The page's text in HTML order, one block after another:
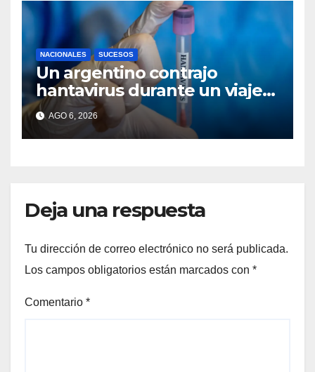
NACIONALES SUCESOS
Un argentino contrajo
hantavirus durante un viaje
por Europa y permanece
aislado en España
AGO 6, 2026
Deja una respuesta
Tu dirección de correo electrónico no será publicada.
Los campos obligatorios están marcados con *
Comentario *